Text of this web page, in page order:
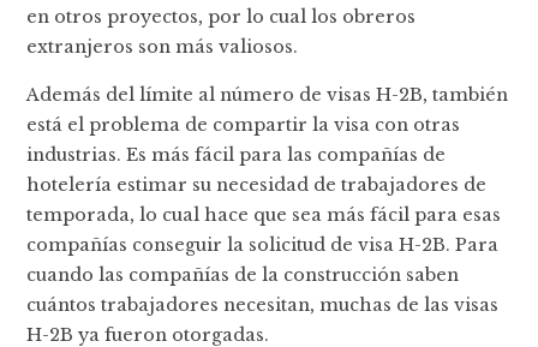
en otros proyectos, por lo cual los obreros
extranjeros son más valiosos.
Además del límite al número de visas H-2B, también
está el problema de compartir la visa con otras
industrias. Es más fácil para las compañías de
hotelería estimar su necesidad de trabajadores de
temporada, lo cual hace que sea más fácil para esas
compañías conseguir la solicitud de visa H-2B. Para
cuando las compañías de la construcción saben
cuántos trabajadores necesitan, muchas de las visas
H-2B ya fueron otorgadas.